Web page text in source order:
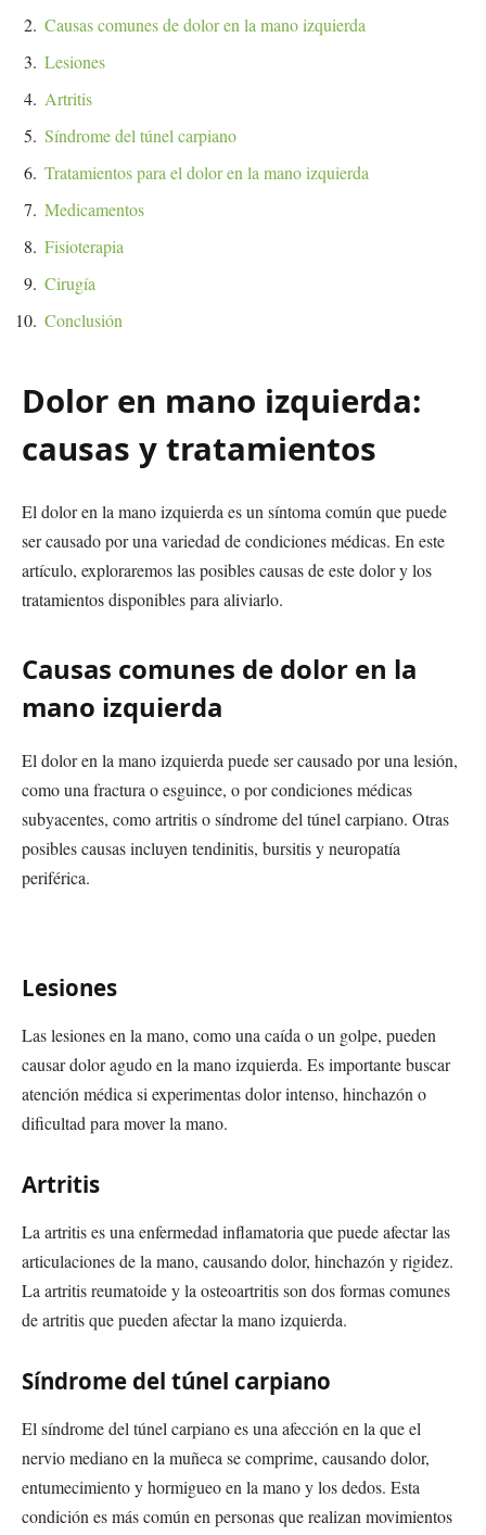
Causas comunes de dolor en la mano izquierda
Lesiones
Artritis
Síndrome del túnel carpiano
Tratamientos para el dolor en la mano izquierda
Medicamentos
Fisioterapia
Cirugía
Conclusión
Dolor en mano izquierda:
causas y tratamientos
El dolor en la mano izquierda es un síntoma común que puede
ser causado por una variedad de condiciones médicas. En este
artículo, exploraremos las posibles causas de este dolor y los
tratamientos disponibles para aliviarlo.
Causas comunes de dolor en la
mano izquierda
El dolor en la mano izquierda puede ser causado por una lesión,
como una fractura o esguince, o por condiciones médicas
subyacentes, como artritis o síndrome del túnel carpiano. Otras
posibles causas incluyen tendinitis, bursitis y neuropatía
periférica.
Lesiones
Las lesiones en la mano, como una caída o un golpe, pueden
causar dolor agudo en la mano izquierda. Es importante buscar
atención médica si experimentas dolor intenso, hinchazón o
dificultad para mover la mano.
Artritis
La artritis es una enfermedad inflamatoria que puede afectar las
articulaciones de la mano, causando dolor, hinchazón y rigidez.
La artritis reumatoide y la osteoartritis son dos formas comunes
de artritis que pueden afectar la mano izquierda.
Síndrome del túnel carpiano
El síndrome del túnel carpiano es una afección en la que el
nervio mediano en la muñeca se comprime, causando dolor,
entumecimiento y hormigueo en la mano y los dedos. Esta
condición es más común en personas que realizan movimientos